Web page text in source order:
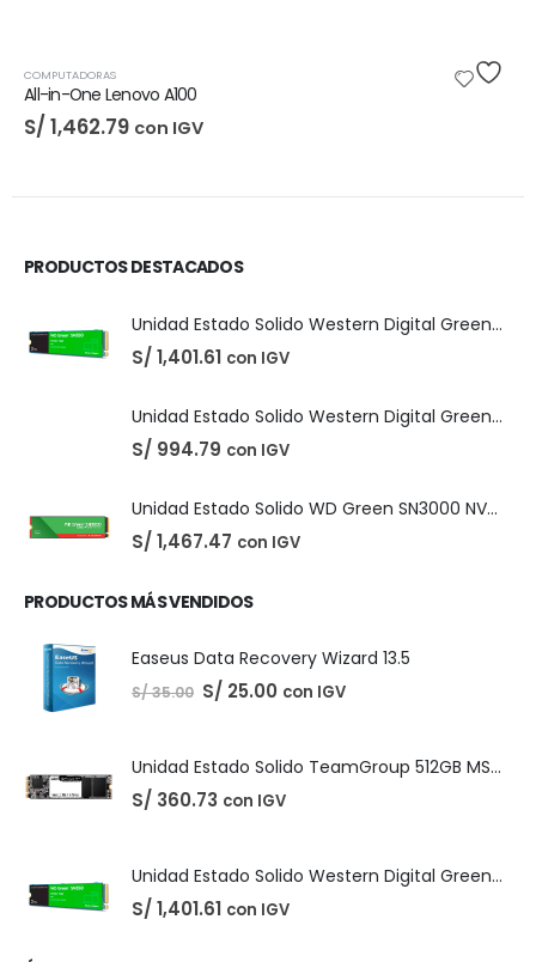
COMPUTADORAS
All-in-One Lenovo A100
S/ 1,462.79 con IGV
PRODUCTOS DESTACADOS
Unidad Estado Solido Western Digital Green SN350 2TB
S/1,401.61 con IGV
Unidad Estado Solido Western Digital Green 2TB
S/ 994.79 con IGV
Unidad Estado Solido WD Green SN3000 NVMe 1TB
S/ 1,467.47 con IGV
PRODUCTOS MÁS VENDIDOS
Easeus Data Recovery Wizard 13.5
S/35.00 El
precio
S/ 35.00.
S/ 25.00El
S/ 25.00.
con IGV
Unidad Estado Solido TeamGroup 512GB MS30
S/ 360.73 con IGV
Unidad Estado Solido Western Digital Green SN350 2TB
S/ 1,401.61 con IGV